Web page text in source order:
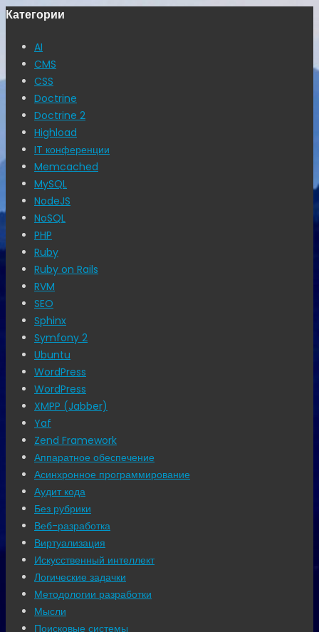
Категории
AI
CMS
CSS
Doctrine
Doctrine 2
Highload
IT конференции
Memcached
MySQL
NodeJS
NoSQL
PHP
Ruby
Ruby on Rails
RVM
SEO
Sphinx
Symfony 2
Ubuntu
WordPress
WordPress
XMPP (Jabber)
Yaf
Zend Framework
Аппаратное обеспечение
Асинхронное программирование
Аудит кода
Без рубрики
Веб-разработка
Виртуализация
Искусственный интеллект
Логические задачки
Методологии разработки
Мысли
Поисковые системы